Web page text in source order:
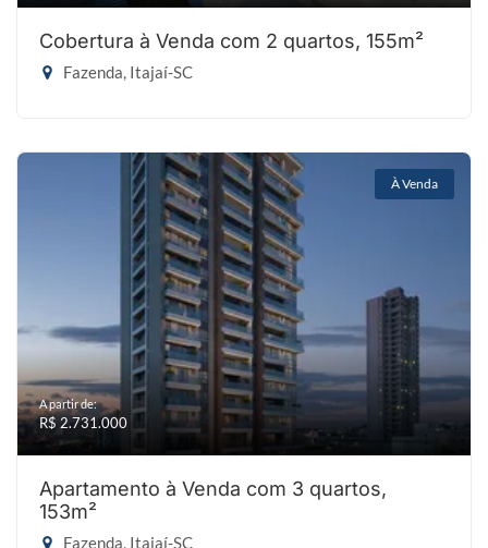
Cobertura à Venda com 2 quartos, 155m²
Fazenda, Itajaí-SC
À Venda
A partir de:
R$ 2.731.000
Apartamento à Venda com 3 quartos,
153m²
Fazenda, Itajaí-SC